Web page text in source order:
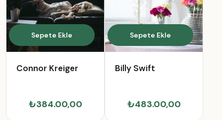
Sepete Ekle
Connor Kreiger
₺384.00,00
Sepete Ekle
Billy Swift
₺483.00,00